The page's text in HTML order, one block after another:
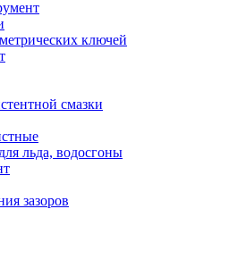
ключей
смазки
льда, водосгоны
зазоров